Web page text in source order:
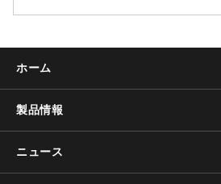
ホーム
製品情報
ニュース